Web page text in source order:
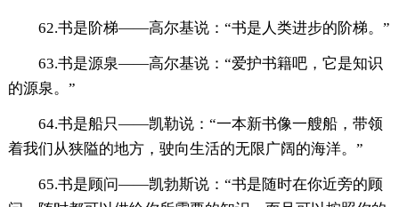
62.书是阶梯——高尔基说：“书是人类进步的阶梯。”
63.书是源泉——高尔基说：“爱护书籍吧，它是知识
的源泉。”
64.书是船只——凯勒说：“一本新书像一艘船，带领
着我们从狭隘的地方，驶向生活的无限广阔的海洋。”
65.书是顾问——凯勃斯说：“书是随时在你近旁的顾